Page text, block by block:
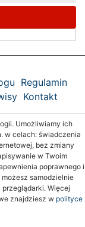
Regulamin
Kontakt
Umożliwiamy ich
w celach: świadczenia
bez zmiany
w Twoim
poprawnego i
samodzielnie
Więcej
znajdziesz w polityce